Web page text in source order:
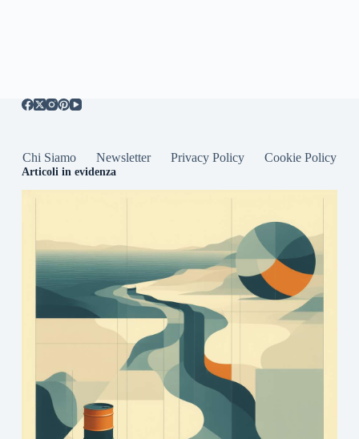
Chi Siamo Newsletter Privacy Policy Cookie Policy
Articoli in evidenza